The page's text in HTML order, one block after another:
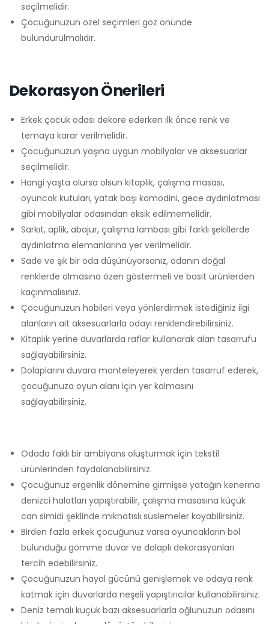
seçilmelidir.
Çocuğunuzun özel seçimleri göz önünde
bulundurulmalıdır.
Dekorasyon Önerileri
Erkek çocuk odası dekore ederken ilk önce renk ve
temaya karar verilmelidir.
Çocuğunuzun yaşına uygun mobilyalar ve aksesuarlar
seçilmelidir.
Hangi yaşta olursa olsun kitaplık, çalışma masası,
oyuncak kutuları, yatak başı komodini, gece aydınlatması
gibi mobilyalar odasından eksik edilmemelidir.
Sarkıt, aplik, abajur, çalışma lambası gibi farklı şekillerde
aydınlatma elemanlarına yer verilmelidir.
Sade ve şık bir oda düşünüyorsanız, odanın doğal
renklerde olmasına özen göstermeli ve basit ürünlerden
kaçınmalısınız.
Çocuğunuzun hobileri veya yönlerdirmek istediğiniz ilgi
alanların ait aksesuarlarla odayı renklendirebilirsiniz.
Kitaplık yerine duvarlarda raflar kullanarak alan tasarrufu
sağlayabilirsiniz.
Dolaplarını duvara monteleyerek yerden tasarruf ederek,
çocuğunuza oyun alanı için yer kalmasını
sağlayabilirsiniz.
Odada faklı bir ambiyans oluşturmak için tekstil
ürünlerinden faydalanabilirsiniz.
Çocuğunuz ergenlik dönemine girmişse yatağın kenerına
denizci halatları yapıştırabilir, çalışma masasına küçük
can simidi şeklinde mıknatıslı süslemeler koyabilirsiniz.
Birden fazla erkek çocuğunuz varsa oyuncakların bol
bulunduğu gömme duvar ve dolaplı dekorasyonları
tercih edebilirsiniz.
Çocuğunuzun hayal gücünü genişlemek ve odaya renk
katmak için duvarlarda neşeli yapıştırıcılar kullanabilirsiniz.
Deniz temalı küçük bazı aksesuarlarla oğlunuzun odasını